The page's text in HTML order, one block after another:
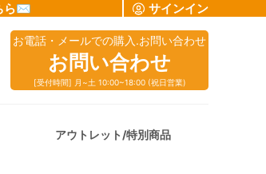
ら✉ サインイン
お電話・メールでの購入.お問い合わせ
お問い合わせ
[受付時間] 月~土 10:00~18:00 (祝日営業)
アウトレット/特別商品